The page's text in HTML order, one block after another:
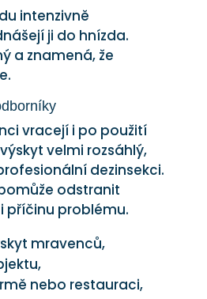
intenzivně
ji do hnízda.
a znamená, že
vracejí i po použití
velmi rozsáhlý,
dezinsekci.
odstranit
příčinu problému.
mravenců,
nebo restauraci,